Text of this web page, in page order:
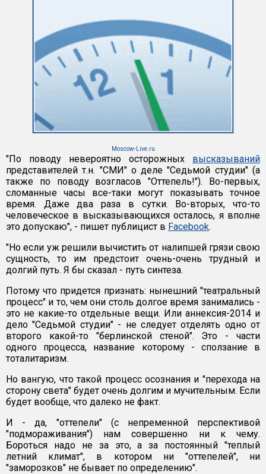
Moscow-Live.ru
"По поводу невероятно осторожных высказываний
представителей т.н. "СМИ" о деле "Седьмой студии" (а
также по поводу возгласов "Оттепель!"). Во-первых,
сломанные часы все-таки могут показывать точное
время. Даже два раза в сутки. Во-вторых, что-то
человеческое в высказывающихся осталось, я вполне
это допускаю", - пишет публицист в Facebook.
"Но если уж решили вычистить от налипшей грязи свою
сущность, то им предстоит очень-очень трудный и
долгий путь. Я бы сказал - путь синтеза.
Потому что придется признать: нынешний "театральный
процесс" и то, чем они столь долгое время занимались -
это не какие-то отдельные вещи. Или аннексия-2014 и
дело "Седьмой студии" - не следует отделять одно от
второго какой-то "берлинской стеной". Это - части
одного процесса, название которому - сползание в
тоталитаризм.
Но вангую, что такой процесс осознания и "перехода на
сторону света" будет очень долгим и мучительным. Если
будет вообще, что далеко не факт.
И - да, "оттепели" (с непременной перспективой
"подмораживания") нам совершенно ни к чему.
Бороться надо не за это, а за постоянный "теплый
летний климат", в котором ни "оттепелей", ни
"заморозков" не бывает по определению".